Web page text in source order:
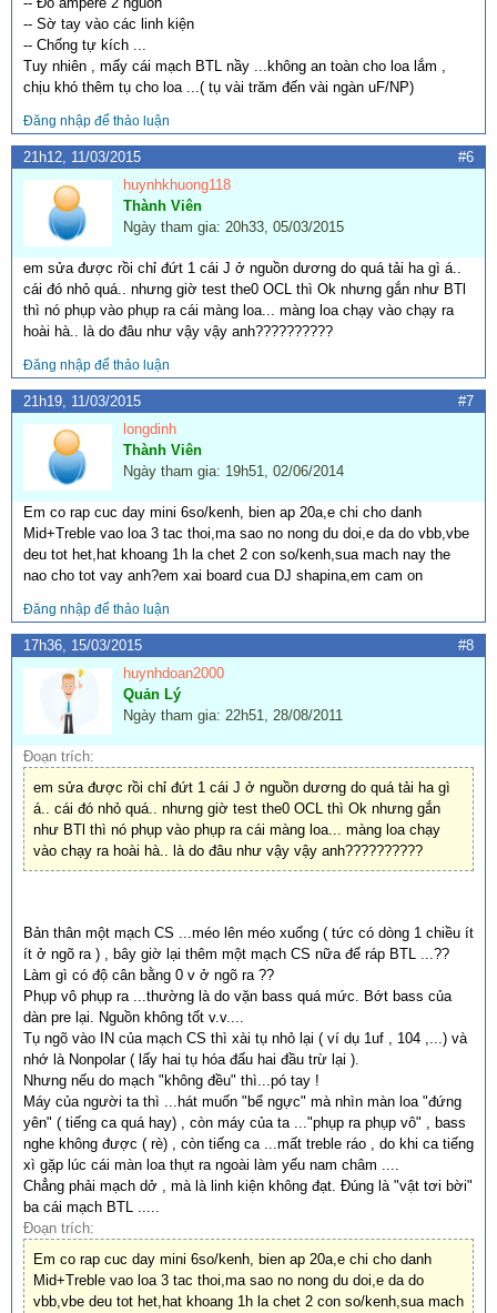
-- Sờ tay vào các linh kiện
-- Chống tự kích ...
Tuy nhiên , mấy cái mạch BTL nầy ...không an toàn cho loa lắm ,
chịu khó thêm tụ cho loa ...( tụ vài trăm đến vài ngàn uF/NP)
Đăng nhập để thảo luận
21h12, 11/03/2015
#6
huynhkhuong118
Thành Viên
Ngày tham gia: 20h33, 05/03/2015
em sửa được rồi chỉ đứt 1 cái J ở nguồn dương do quá tải ha gì á..
cái đó nhỏ quá.. nhưng giờ test the0 OCL thì Ok nhưng gắn như BTl
thì nó phụp vào phụp ra cái màng loa... màng loa chạy vào chạy ra
hoài hà.. là do đâu như vậy vậy anh??????????
Đăng nhập để thảo luận
21h19, 11/03/2015
#7
longdinh
Thành Viên
Ngày tham gia: 19h51, 02/06/2014
Em co rap cuc day mini 6so/kenh, bien ap 20a,e chi cho danh
Mid+Treble vao loa 3 tac thoi,ma sao no nong du doi,e da do vbb,vbe
deu tot het,hat khoang 1h la chet 2 con so/kenh,sua mach nay the
nao cho tot vay anh?em xai board cua DJ shapina,em cam on
Đăng nhập để thảo luận
17h36, 15/03/2015
#8
huynhdoan2000
Quản Lý
Ngày tham gia: 22h51, 28/08/2011
Đoạn trích:
em sửa được rồi chỉ đứt 1 cái J ở nguồn dương do quá tải ha gì
á.. cái đó nhỏ quá.. nhưng giờ test the0 OCL thì Ok nhưng gắn
như BTl thì nó phụp vào phụp ra cái màng loa... màng loa chạy
vào chạy ra hoài hà.. là do đâu như vậy vậy anh??????????
Bản thân một mạch CS ...méo lên méo xuống ( tức có dòng 1 chiều ít
ít ở ngõ ra ) , bây giờ lại thêm một mạch CS nữa để ráp BTL ...??
Làm gì có độ cân bằng 0 v ở ngõ ra ??
Phụp vô phụp ra ...thường là do vặn bass quá mức. Bớt bass của
dàn pre lại. Nguồn không tốt v.v....
Tụ ngõ vào IN của mạch CS thì xài tụ nhỏ lại ( ví dụ 1uf , 104 ,...) và
nhớ là Nonpolar ( lấy hai tụ hóa đấu hai đầu trừ lại ).
Nhưng nếu do mạch "không đều" thì...pó tay !
Máy của người ta thì ...hát muốn "bể ngực" mà nhìn màn loa "đứng
yên" ( tiếng ca quá hay) , còn máy của ta ..."phụp ra phụp vô" , bass
nghe không được ( rè) , còn tiếng ca ...mất treble ráo , do khi ca tiếng
xì gặp lúc cái màn loa thụt ra ngoài làm yếu nam châm ....
Chẳng phải mạch dở , mà là linh kiện không đạt. Đúng là "vật tơi bời"
ba cái mạch BTL .....
Đoạn trích:
Em co rap cuc day mini 6so/kenh, bien ap 20a,e chi cho danh
Mid+Treble vao loa 3 tac thoi,ma sao no nong du doi,e da do
vbb,vbe deu tot het,hat khoang 1h la chet 2 con so/kenh,sua mach